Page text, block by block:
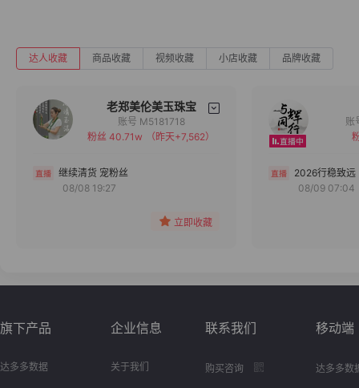
达人收藏 商品收藏 视频收藏 小店收藏 品牌收藏
老郑美伦美玉珠宝
备注
账号 M5181718
粉丝 40.71w
（昨天+7,562）
继续清货 宠粉丝
08/08 19:27
立即收藏
2026行稳致远
08/09 07:04
旗下产品
达多多数据
企业信息
关于我们
联系我们
购买咨询
移动端
达多多数